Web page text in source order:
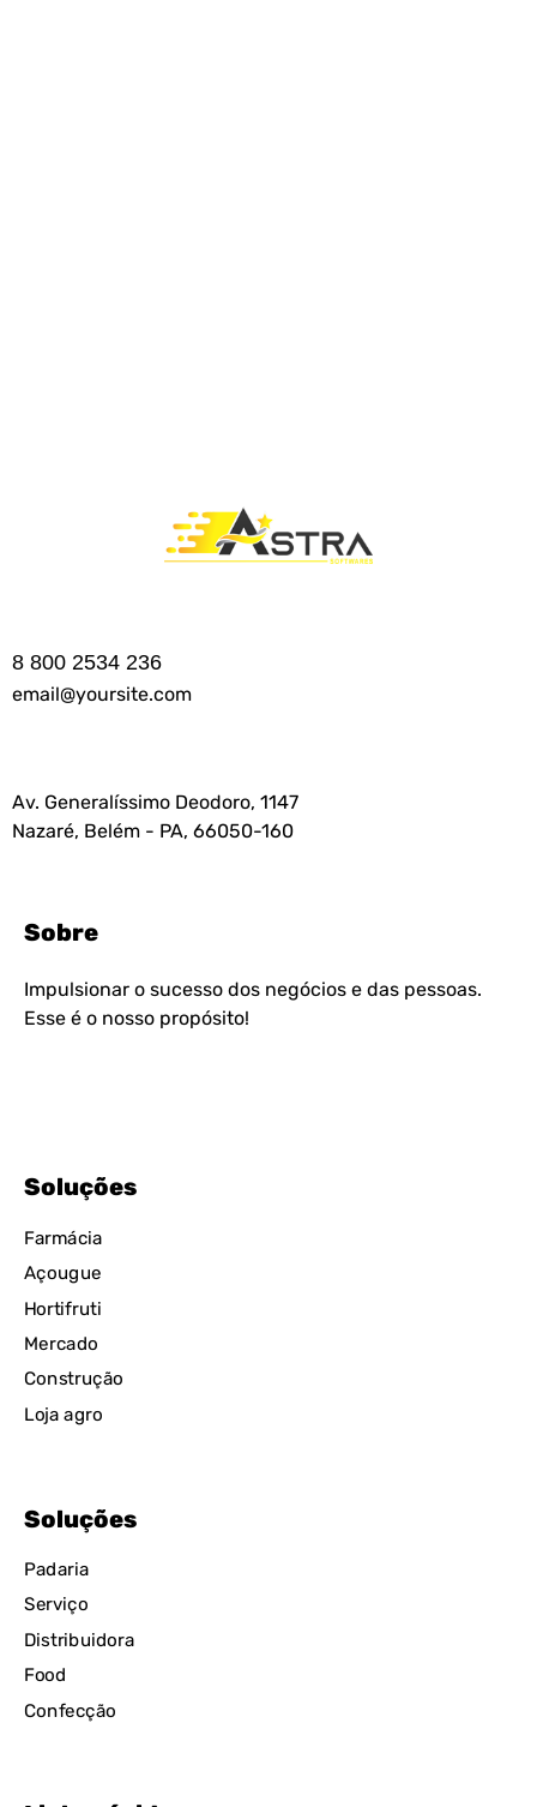
8 800 2534 236
email@yoursite.com
Av. Generalíssimo Deodoro, 1147
Nazaré, Belém - PA, 66050-160
Sobre
Impulsionar o sucesso dos negócios e das pessoas.
Esse é o nosso propósito!
Soluções
Farmácia
Açougue
Hortifruti
Mercado
Construção
Loja agro
Soluções
Padaria
Serviço
Distribuidora
Food
Confecção